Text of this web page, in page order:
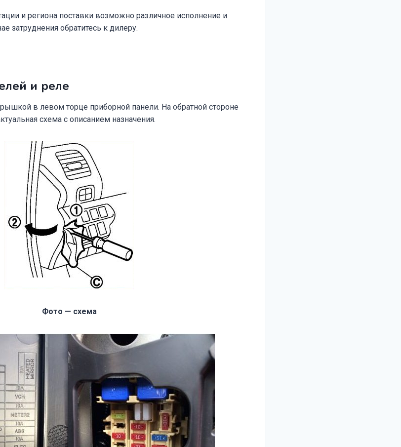
и региона поставки возможно различное исполнение и
затруднения обратитесь к дилеру.
и реле
в левом торце приборной панели. На обратной стороне
схема с описанием назначения.
Фото — схема